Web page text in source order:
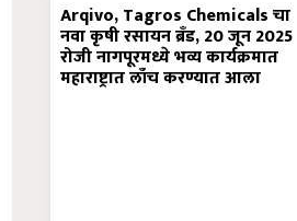
Arqivo, Tagros Chemicals चा
नवा कृषी रसायन ब्रँड, 20 जून 2025
रोजी नागपूरमध्ये भव्य कार्यक्रमात
महाराष्ट्रात लाँच करण्यात आला